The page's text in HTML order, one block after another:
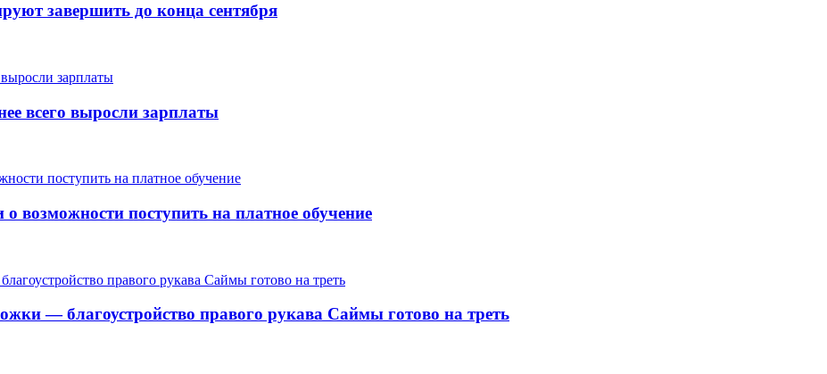
завершить до конца сентября
всего выросли зарплаты
поступить на платное обучение
— благоустройство правого рукава Саймы готово на треть